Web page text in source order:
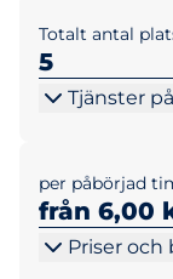
Totalt antal
5
Tjänster
per påbörjad
från 6,00
Priser och